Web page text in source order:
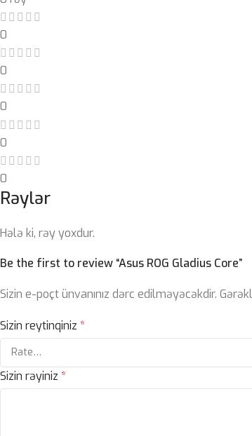
0
0
0
0
0
Rəylər
Hələ ki, rəy yoxdur.
Be the first to review “Asus ROG Gladius Core”
Sizin e-poçt ünvanınız dərc edilməyəcəkdir.
Sizin reytinqiniz *
Sizin rəyiniz *